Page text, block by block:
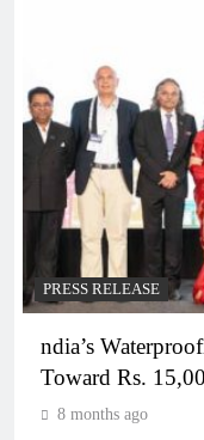
PRESS RELEASE
ndia’s
Toward Rs.
8 months ago